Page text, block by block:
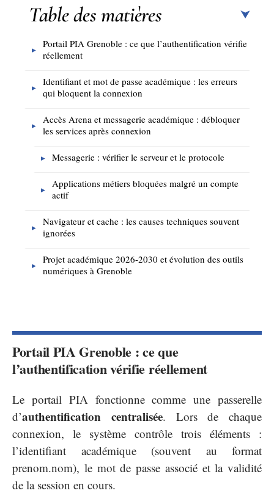
Table des matières
Portail PIA Grenoble : ce que l’authentification vérifie
réellement
Identifiant et mot de passe académique : les erreurs
qui bloquent la connexion
Accès Arena et messagerie académique : débloquer
les services après connexion
Messagerie : vérifier le serveur et le protocole
Applications métiers bloquées malgré un compte
actif
Navigateur et cache : les causes techniques souvent
ignorées
Projet académique 2026-2030 et évolution des outils
numériques à Grenoble
Portail PIA Grenoble : ce que
l’authentification vérifie réellement
Le portail PIA fonctionne comme une passerelle
d’authentification centralisée. Lors de chaque
connexion, le système contrôle trois éléments :
l’identifiant académique (souvent au format
prenom.nom), le mot de passe associé et la validité
de la session en cours.